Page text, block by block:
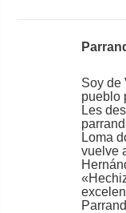
Soy de
pueblo
Les
Loma
vuelve